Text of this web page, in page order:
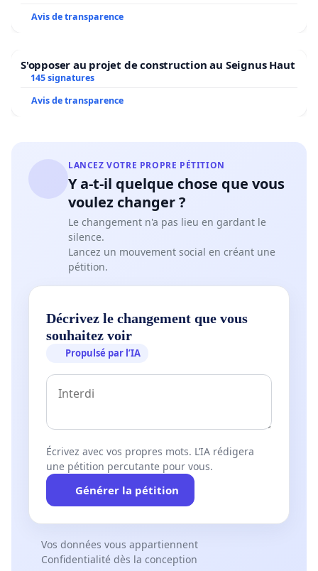
Avis de transparence
S'opposer au projet de construction au Seignus Haut
145 signatures
Avis de transparence
LANCEZ VOTRE PROPRE PÉTITION
Y a-t-il quelque chose que vous
voulez changer ?
Le changement n'a pas lieu en gardant le
silence.
Lancez un mouvement social en créant une
pétition.
Décrivez le changement que vous
souhaitez voir
Propulsé par l’IA
Écrivez avec vos propres mots. L’IA rédigera
une pétition percutante pour vous.
Générer la pétition
Vos données vous appartiennent
Confidentialité dès la conception